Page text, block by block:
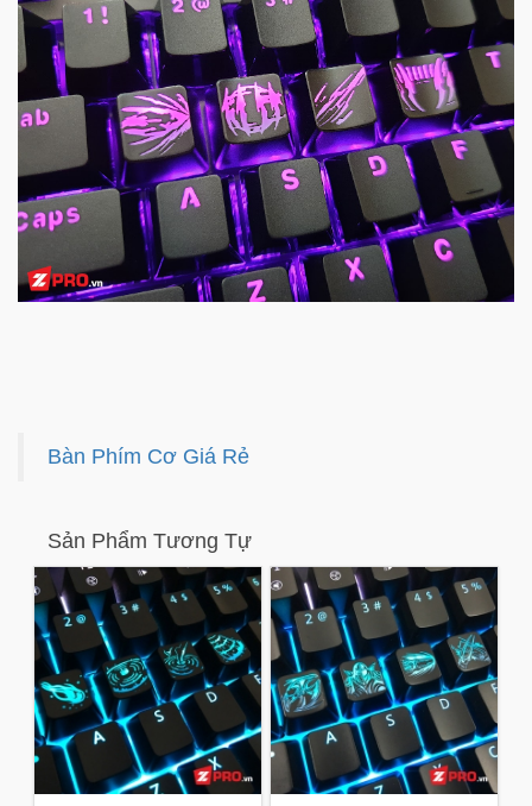
Bàn Phím Cơ Giá Rẻ
Sản Phẩm Tương Tự